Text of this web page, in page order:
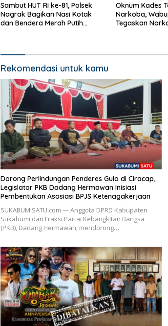
Sambut HUT RI ke-81, Polsek
Nagrak Bagikan Nasi Kotak
dan Bendera Merah Putih
Oknum Kades
Narkoba,
Tegaskan
Rekomendasi untuk kamu
Dorong Perlindungan Penderes Gula di Ciracap,
Legislator PKB Dadang Hermawan Inisiasi
Pembentukan Asosiasi BPJS Ketenagakerjaan
SUKABUMISATU.com — Anggota DPRD Kabupaten
Sukabumi dari Fraksi Partai Kebangkitan Bangsa
(PKB), Dadang Hermawan, mendorong…